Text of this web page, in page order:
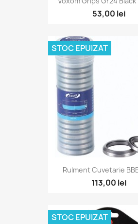
53,00 lei
Rulment Cuvetarie
113,00 lei
STOC EPUIZAT
STOC EPUIZAT